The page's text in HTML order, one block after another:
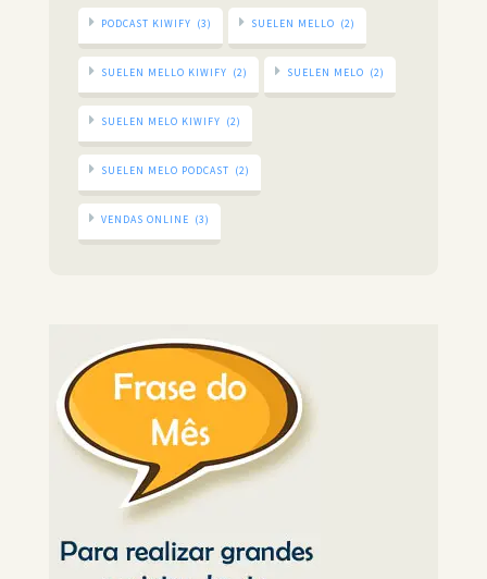
PODCAST KIWIFY (3) SUELEN MELLO (2)
SUELEN MELLO KIWIFY (2) SUELEN MELO (2)
SUELEN MELO KIWIFY (2)
SUELEN MELO PODCAST (2)
VENDAS ONLINE (3)